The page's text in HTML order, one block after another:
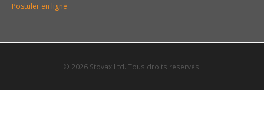
Postuler en ligne
© 2026 Stovax Ltd. Tous droits reservés.